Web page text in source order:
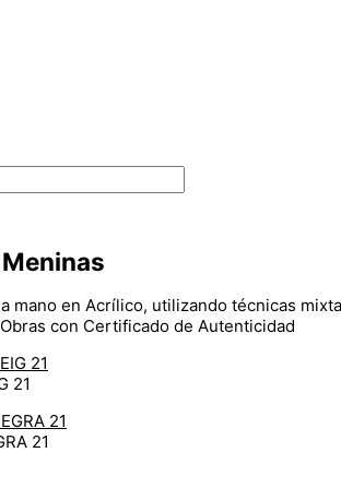
mano en Acrílico, utilizando técnicas
con Certificado de Autenticidad
21
21